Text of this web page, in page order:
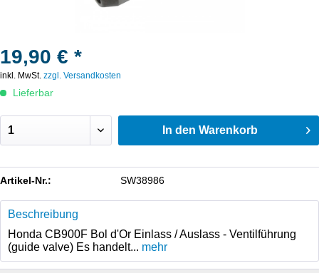
19,90 € *
inkl. MwSt. zzgl. Versandkosten
Lieferbar
In den Warenkorb
Artikel-Nr.: SW38986
Beschreibung
Honda CB900F Bol d'Or Einlass / Auslass - Ventilführung
(guide valve) Es handelt... mehr